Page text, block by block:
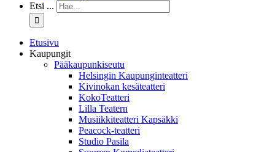
Etsi ...
Etusivu
Kaupungit
Pääkaupunkiseutu
Helsingin Kaupunginteatteri
Kivinokan kesäteatteri
KokoTeatteri
Lilla Teatern
Musiikkiteatteri Kapsäkki
Peacock-teatteri
Studio Pasila